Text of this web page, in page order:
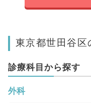
東京都世田谷区
診療科目から探す
外科